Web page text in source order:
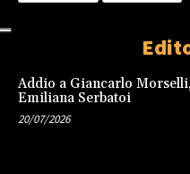
Addio a Giancarlo
Emiliana Serbatoi
20/07/2026